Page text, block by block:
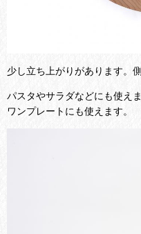
少し立ち上がりがあります。
パスタやサラダなどにも使え
ワンプレートにも使えます。